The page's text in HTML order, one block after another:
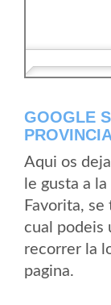
GOOGLE
Aqui os
le gusta a
Favorita,
cual podeis
recorrer la
pagina.